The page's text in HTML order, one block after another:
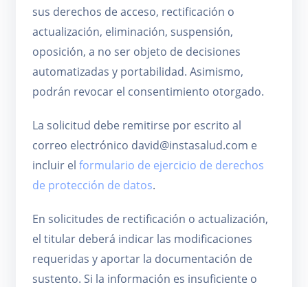
sus derechos de acceso, rectificación o
actualización, eliminación, suspensión,
oposición, a no ser objeto de decisiones
automatizadas y portabilidad. Asimismo,
podrán revocar el consentimiento otorgado.
La solicitud debe remitirse por escrito al
correo electrónico david@instasalud.com e
incluir el formulario de ejercicio de derechos
de protección de datos.
En solicitudes de rectificación o actualización,
el titular deberá indicar las modificaciones
requeridas y aportar la documentación de
sustento. Si la información es insuficiente o